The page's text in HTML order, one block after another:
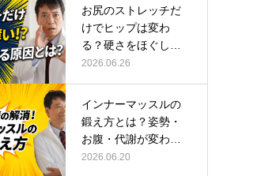
お尻のストレッチだ
けでヒップは変わ
る？硬さをほぐして
整える正しい方…
2026.06.26
インナーマッスルの
鍛え方とは？姿勢・
お腹・代謝が変わる
トレーニング…
2026.06.20